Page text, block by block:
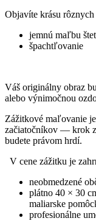
Objavíte krásu
jemnú maľbu
špachtľovanie
Váš originálny obraz
alebo výnimočnou
Zážitkové maľovanie
začiatočníkov — krok
budete právom hrdí.
V cene zážitku je
neobmedzené
plátno 40 × 30
maliarske
profesionálne